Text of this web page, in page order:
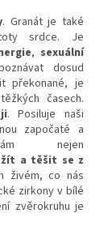
. Granát je také
srdce. Je
, sexuální
dosud
překonané, je
časech.
. Posiluje naši
započaté a
nejen
a těšit se z
živém, co nás
zirkony v bílé
zvěrokruhu je